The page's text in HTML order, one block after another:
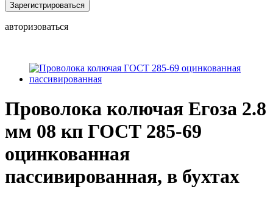
Зарегистрироваться
авторизоваться
Проволока колючая Егоза 2.8
мм 08 кп ГОСТ 285-69
оцинкованная
пассивированная, в бухтах